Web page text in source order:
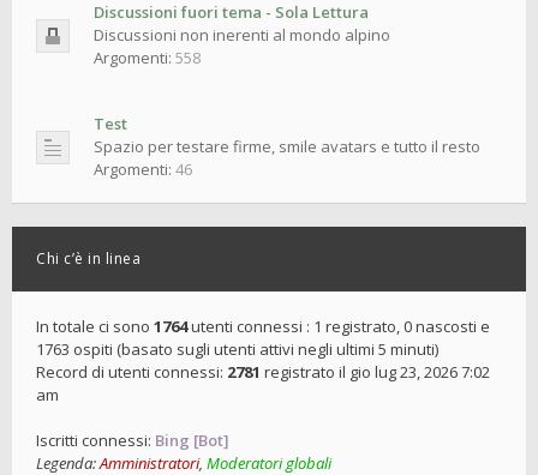
Discussioni fuori tema - Sola Lettura
Discussioni non inerenti al mondo alpino
Argomenti: 558
Test
Spazio per testare firme, smile avatars e tutto il resto
Argomenti: 46
Chi c’è in linea
In totale ci sono 1764utenti connessi : 1 registrato, 0 nascosti e
1763 ospiti (basato sugli utenti attivi negli ultimi 5 minuti)
Record di utenti connessi: 2781 registrato il gio lug 23, 2026 7:02
am
Iscritti connessi: Bing [Bot]
Legenda:Amministratori, Moderatori globali